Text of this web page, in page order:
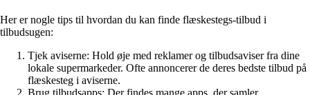
Her er nogle tips til hvordan du kan finde flæskestegs-tilbud i
tilbudsugen:
Tjek aviserne: Hold øje med reklamer og tilbudsaviser fra dine
lokale supermarkeder. Ofte annoncerer de deres bedste tilbud på
flæskesteg i aviserne.
Brug tilbudsapps: Der findes mange apps, der samler